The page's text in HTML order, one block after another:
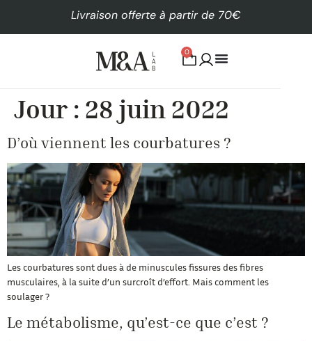
Livraison offerte à partir de 70€
0
Jour : 28 juin 2022
D’où viennent les courbatures ?
Les courbatures sont dues à de minuscules fissures des fibres
musculaires, à la suite d’un surcroît d’effort. Mais comment les
soulager ?
Le métabolisme, qu’est-ce que c’est ?